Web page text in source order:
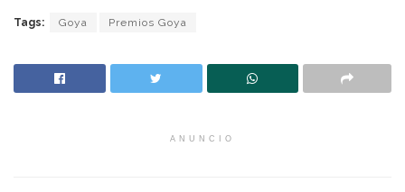
Tags: Goya Premios Goya
ANUNCIO